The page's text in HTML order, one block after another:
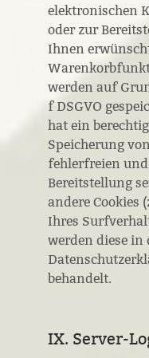
elektronischen
oder zur
Ihnen
werden auf
f DSGVO
hat ein
Speicherung
fehlerfreien
Bereitstellung
andere Cookies
Ihres
werden diese in
behandelt.
IX. Server-